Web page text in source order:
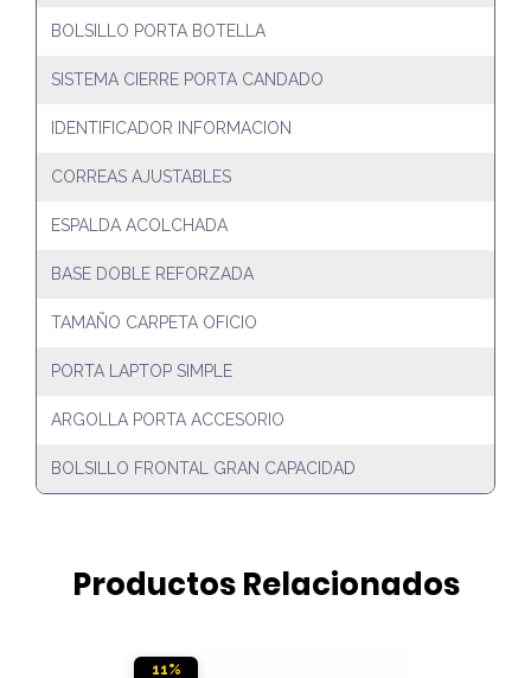
BOLSILLO PORTA BOTELLA
SISTEMA CIERRE PORTA CANDADO
IDENTIFICADOR INFORMACION
CORREAS AJUSTABLES
ESPALDA ACOLCHADA
BASE DOBLE REFORZADA
TAMAÑO CARPETA OFICIO
PORTA LAPTOP SIMPLE
ARGOLLA PORTA ACCESORIO
BOLSILLO FRONTAL GRAN CAPACIDAD
Productos Relacionados
11%